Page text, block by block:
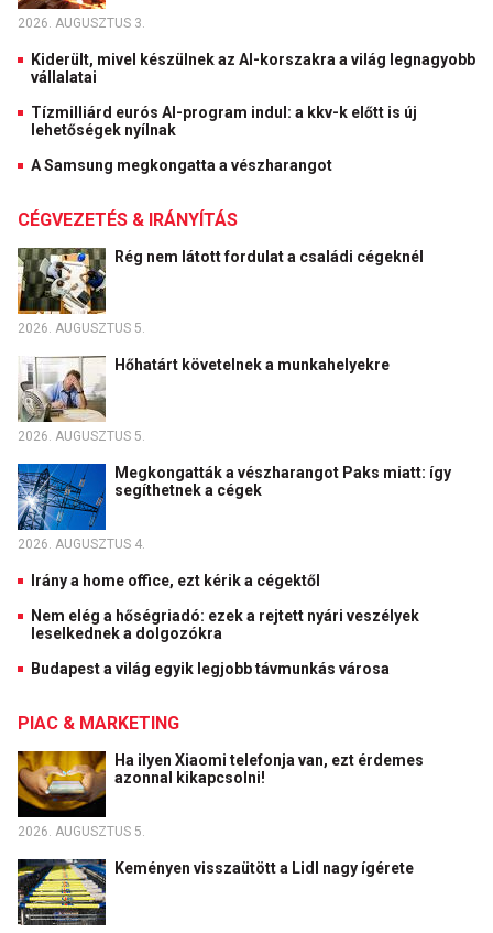
2026. AUGUSZTUS 3.
Kiderült, mivel készülnek az AI-korszakra a világ legnagyobb
vállalatai
Tízmilliárd eurós AI-program indul: a kkv-k előtt is új
lehetőségek nyílnak
A Samsung megkongatta a vészharangot
CÉGVEZETÉS & IRÁNYÍTÁS
Rég nem látott fordulat a családi cégeknél
2026. AUGUSZTUS 5.
Hőhatárt követelnek a munkahelyekre
2026. AUGUSZTUS 5.
Megkongatták a vészharangot Paks miatt: így
segíthetnek a cégek
2026. AUGUSZTUS 4.
Irány a home office, ezt kérik a cégektől
Nem elég a hőségriadó: ezek a rejtett nyári veszélyek
leselkednek a dolgozókra
Budapest a világ egyik legjobb távmunkás városa
PIAC & MARKETING
Ha ilyen Xiaomi telefonja van, ezt érdemes
azonnal kikapcsolni!
2026. AUGUSZTUS 5.
Keményen visszaütött a Lidl nagy ígérete